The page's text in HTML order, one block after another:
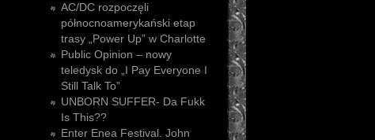
AC/DC rozpoczęli
północnoamerykański etap
trasy „Power Up” w Charlotte
Public Opinion – nowy
teledysk do „I Pay Everyone I
Still Talk To”
UNBORN SUFFER- Da Fukk
Is This??
Enter Enea Festival. John